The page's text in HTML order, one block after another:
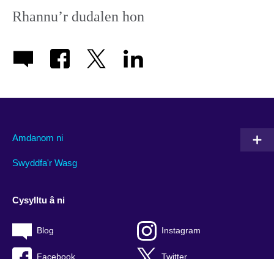
Rhannu’r dudalen hon
Amdanom ni
Swyddfa'r Wasg
Cysylltu â ni
Blog Instagram
Facebook Twitter